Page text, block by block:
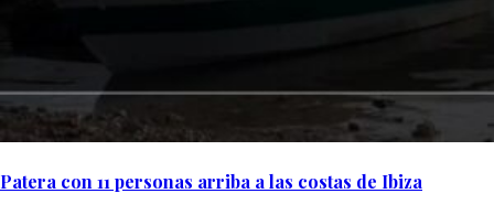
Patera con 11 personas arriba a las costas de Ibiza